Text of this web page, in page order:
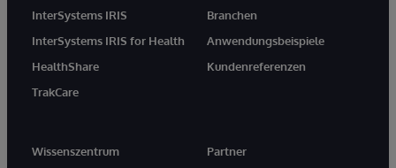
InterSystems IRIS
InterSystems IRIS for Health
HealthShare
TrakCare
Branchen
Anwendungsbeispiele
Kundenreferenzen
Wissenszentrum
Partner